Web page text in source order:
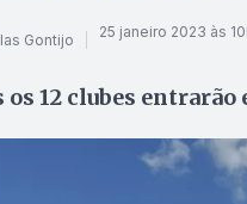
Gontijo 25 janeiro 2023 às
os 12 clubes